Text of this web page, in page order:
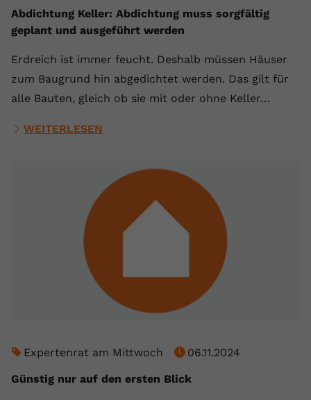
Abdichtung Keller: Abdichtung muss sorgfältig
geplant und ausgeführt werden
Erdreich ist immer feucht. Deshalb müssen Häuser
zum Baugrund hin abgedichtet werden. Das gilt für
alle Bauten, gleich ob sie mit oder ohne Keller…
WEITERLESEN
Expertenrat am Mittwoch
06.11.2024
Günstig nur auf den ersten Blick